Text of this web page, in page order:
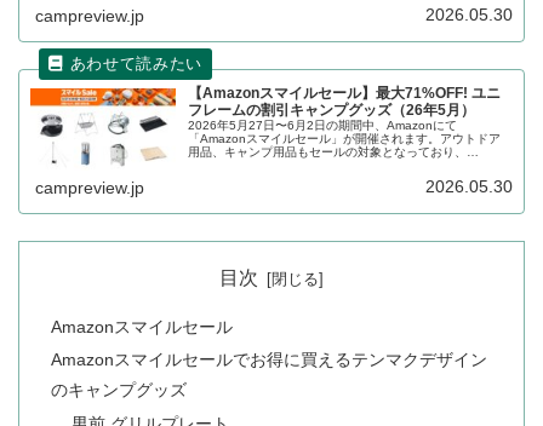
もお得に購入できます。詳細をレビューします。
campreview.jp 2026.05.30
【Amazonスマイルセール】最大71%OFF! ユニ
フレームの割引キャンプグッズ（26年5月）
2026年5月27日〜6月2日の期間中、Amazonにて
「Amazonスマイルセール」が開催されます。アウトドア
用品、キャンプ用品もセールの対象となっており、
campreview.jp 2026.05.30
目次
Amazonスマイルセール
Amazonスマイルセールでお得に買えるテンマクデザイン
のキャンプグッズ